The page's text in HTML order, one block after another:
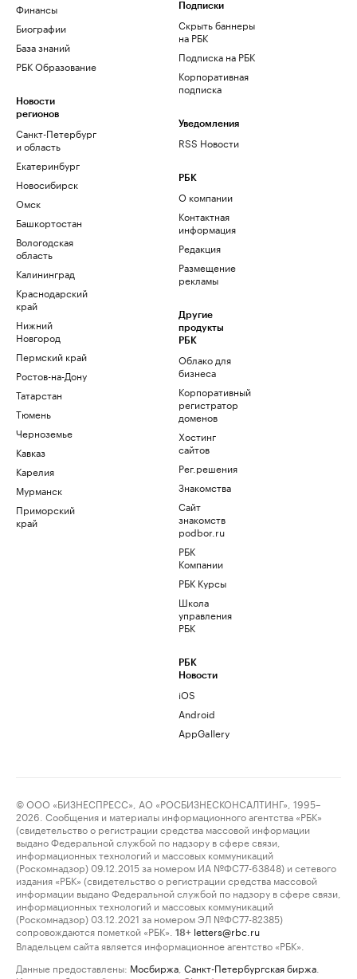
Финансы
Биографии
База знаний
РБК Образование
Новости
регионов
Санкт-Петербург
и область
Екатеринбург
Новосибирск
Омск
Башкортостан
Вологодская
область
Калининград
Краснодарский
край
Нижний
Новгород
Пермский край
Ростов-на-Дону
Татарстан
Тюмень
Черноземье
Кавказ
Карелия
Мурманск
Приморский
край
Подписки
Скрыть баннеры
на РБК
Подписка на РБК
Корпоративная
подписка
Уведомления
RSS Новости
РБК
О компании
Контактная
информация
Редакция
Размещение
рекламы
Другие
продукты
РБК
Облако для
бизнеса
Корпоративный
регистратор
доменов
Хостинг
сайтов
Рег.решения
Знакомства
Сайт
знакомств
podbor.ru
РБК
Компании
РБК Курсы
Школа
управления
РБК
РБК
Новости
iOS
Android
AppGallery
© ООО «БИЗНЕСПРЕСС», АО «РОСБИЗНЕСКОНСАЛТИНГ», 1995–
2026. Сообщения и материалы информационного агентства «РБК»
(свидетельство о регистрации средства массовой информации
выдано Федеральной службой по надзору в сфере связи,
информационных технологий и массовых коммуникаций
(Роскомнадзор) 09.12.2015 за номером ИА №ФС77-63848) и сетевого
издания «РБК» (свидетельство о регистрации средства массовой
информации выдано Федеральной службой по надзору в сфере связи,
информационных технологий и массовых коммуникаций
(Роскомнадзор) 03.12.2021 за номером ЭЛ №ФС77-82385)
сопровождаются пометкой «РБК».
18+ letters@rbc.ru
Владельцем сайта является информационное агентство «РБК».
Данные предоставлены: Мосбиржа Санкт-Петербургская биржа